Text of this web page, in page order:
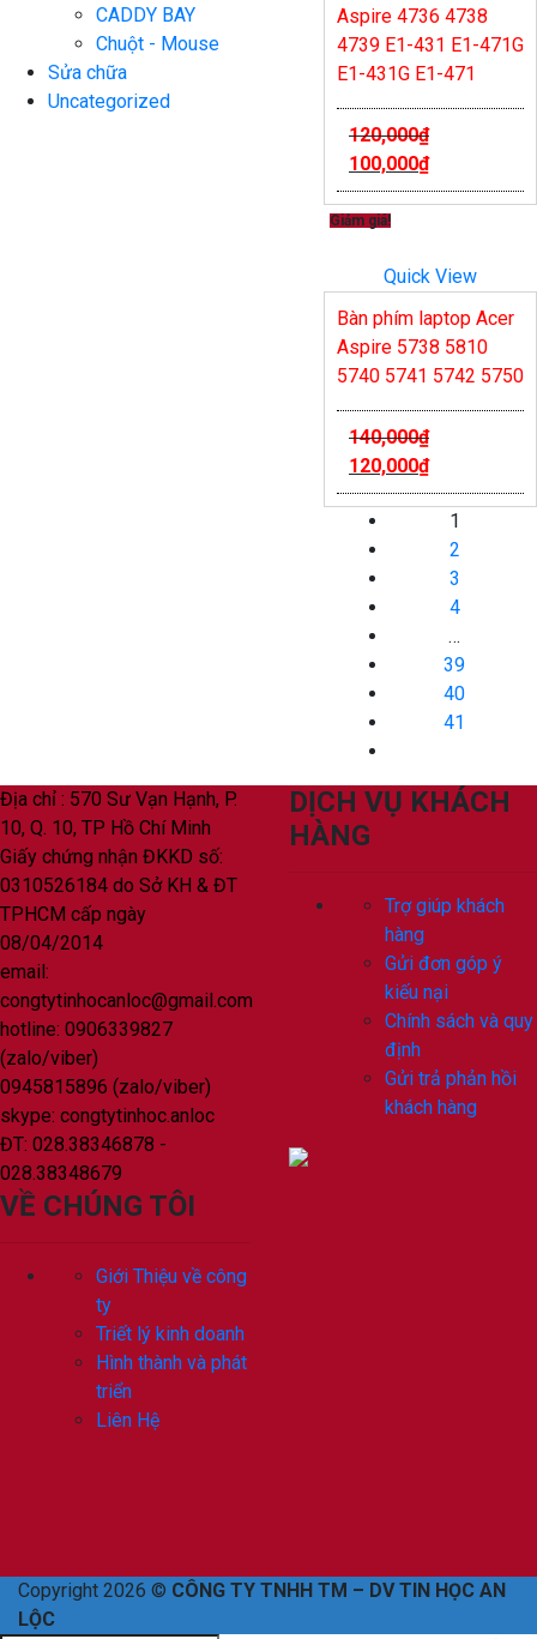
CADDY BAY
Chuột - Mouse
Sửa chữa
Uncategorized
Aspire 4736 4738
4739 E1-431 E1-471G
E1-431G E1-471
120,000₫
100,000₫
Giảm giá!
Quick View
Bàn phím laptop Acer
Aspire 5738 5810
5740 5741 5742 5750
140,000₫
120,000₫
1
2
3
4
…
39
40
41
Địa chỉ : 570 Sư Vạn Hạnh, P.
10, Q. 10, TP Hồ Chí Minh
Giấy chứng nhận ĐKKD số:
0310526184 do Sở KH & ĐT
TPHCM cấp ngày
08/04/2014
email:
congtytinhocanloc@gmail.com
hotline: 0906339827
(zalo/viber)
0945815896 (zalo/viber)
skype: congtytinhoc.anloc
ĐT: 028.38346878 -
028.38348679
DỊCH VỤ KHÁCH
HÀNG
Trợ giúp khách
hàng
Gửi đơn góp ý
kiếu nại
Chính sách và quy
định
Gửi trả phản hồi
khách hàng
VỀ CHÚNG TÔI
Giới Thiệu về công
ty
Triết lý kinh doanh
Hình thành và phát
triển
Liên Hệ
Copyright 2026 © CÔNG TY TNHH TM – DV TIN HỌC AN
LỘC